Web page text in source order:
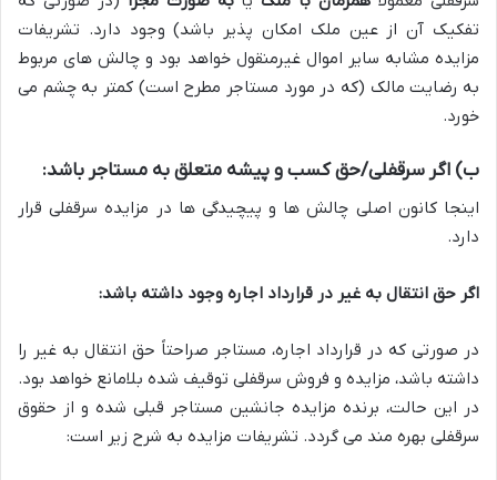
تفکیک آن از عین ملک امکان پذیر باشد) وجود دارد. تشریفات
مزایده مشابه سایر اموال غیرمنقول خواهد بود و چالش های مربوط
به رضایت مالک (که در مورد مستاجر مطرح است) کمتر به چشم می
خورد.
ب) اگر سرقفلی/حق کسب و پیشه متعلق به مستاجر باشد:
اینجا کانون اصلی چالش ها و پیچیدگی ها در مزایده سرقفلی قرار
دارد.
اگر حق انتقال به غیر در قرارداد اجاره وجود داشته باشد:
در صورتی که در قرارداد اجاره، مستاجر صراحتاً حق انتقال به غیر را
داشته باشد، مزایده و فروش سرقفلی توقیف شده بلامانع خواهد بود.
در این حالت، برنده مزایده جانشین مستاجر قبلی شده و از حقوق
سرقفلی بهره مند می گردد. تشریفات مزایده به شرح زیر است: